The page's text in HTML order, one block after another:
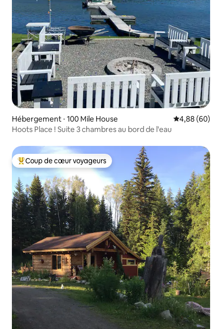
Hébergement ⋅ 100 Mile House Évaluation
4,88 (60)
Hoots Place ! Suite 3 chambres au bord de l'eau
Coups de cœur voyageurs les plus appréciés
Coup de cœur voyageurs